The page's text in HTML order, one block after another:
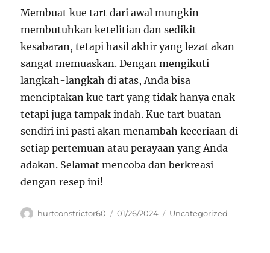
Membuat kue tart dari awal mungkin
membutuhkan ketelitian dan sedikit
kesabaran, tetapi hasil akhir yang lezat akan
sangat memuaskan. Dengan mengikuti
langkah-langkah di atas, Anda bisa
menciptakan kue tart yang tidak hanya enak
tetapi juga tampak indah. Kue tart buatan
sendiri ini pasti akan menambah keceriaan di
setiap pertemuan atau perayaan yang Anda
adakan. Selamat mencoba dan berkreasi
dengan resep ini!
Author
hurtconstrictor60
Posted
01/26/2024 Categories
Uncategorized